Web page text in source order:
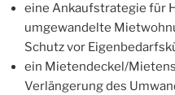
eine Ankaufstrategie für
umgewandelte
Schutz vor
ein Mietendeckel/
Verlängerung des